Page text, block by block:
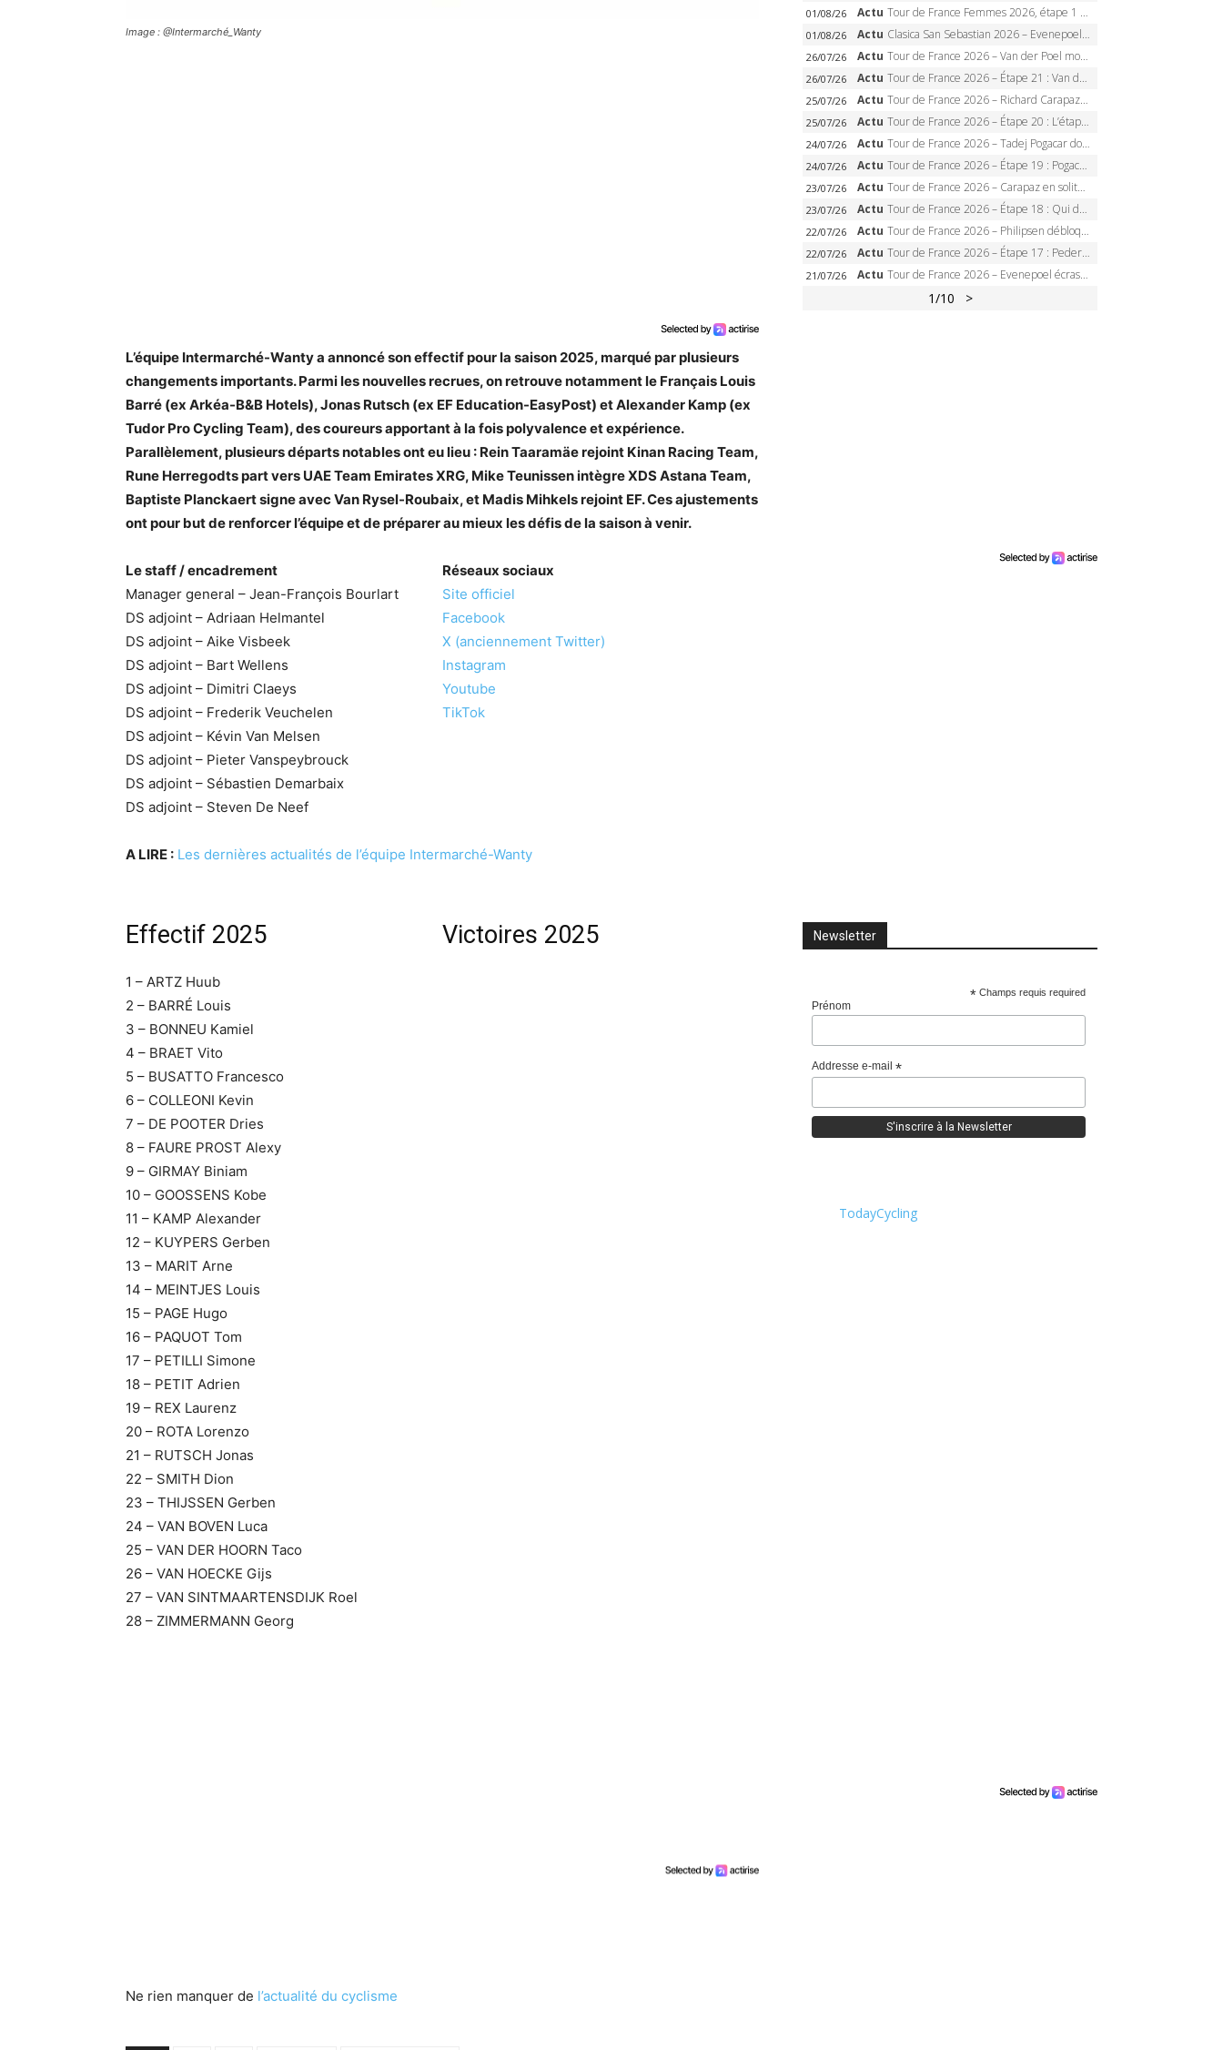
Image : @Intermarché_Wanty
L’équipe Intermarché-Wanty a annoncé son effectif pour la saison 2025, marqué par plusieurs
changements importants. Parmi les nouvelles recrues, on retrouve notamment le Français Louis
Barré (ex Arkéa-B&B Hotels), Jonas Rutsch (ex EF Education-EasyPost) et Alexander Kamp (ex
Tudor Pro Cycling Team), des coureurs apportant à la fois polyvalence et expérience.
Parallèlement, plusieurs départs notables ont eu lieu : Rein Taaramäe rejoint Kinan Racing Team,
Rune Herregodts part vers UAE Team Emirates XRG, Mike Teunissen intègre XDS Astana Team,
Baptiste Planckaert signe avec Van Rysel-Roubaix, et Madis Mihkels rejoint EF. Ces ajustements
ont pour but de renforcer l’équipe et de préparer au mieux les défis de la saison à venir.
Le staff / encadrement
Manager general – Jean-François Bourlart
DS adjoint – Adriaan Helmantel
DS adjoint – Aike Visbeek
DS adjoint – Bart Wellens
DS adjoint – Dimitri Claeys
DS adjoint – Frederik Veuchelen
DS adjoint – Kévin Van Melsen
DS adjoint – Pieter Vanspeybrouck
DS adjoint – Sébastien Demarbaix
DS adjoint – Steven De Neef
Réseaux sociaux
Site officiel
Facebook
X (anciennement Twitter)
Instagram
Youtube
TikTok
A LIRE : Les dernières actualités de l’équipe Intermarché-Wanty
Effectif 2025 Victoires 2025
1 – ARTZ Huub
2 – BARRÉ Louis
3 – BONNEU Kamiel
4 – BRAET Vito
5 – BUSATTO Francesco
6 – COLLEONI Kevin
7 – DE POOTER Dries
8 – FAURE PROST Alexy
9 – GIRMAY Biniam
10 – GOOSSENS Kobe
11 – KAMP Alexander
12 – KUYPERS Gerben
13 – MARIT Arne
14 – MEINTJES Louis
15 – PAGE Hugo
16 – PAQUOT Tom
17 – PETILLI Simone
18 – PETIT Adrien
19 – REX Laurenz
20 – ROTA Lorenzo
21 – RUTSCH Jonas
22 – SMITH Dion
23 – THIJSSEN Gerben
24 – VAN BOVEN Luca
25 – VAN DER HOORN Taco
26 – VAN HOECKE Gijs
27 – VAN SINTMAARTENSDIJK Roel
28 – ZIMMERMANN Georg
Ne rien manquer de l’actualité du cyclisme
01/08/26 Actu Tour de France Femmes 2026, étape 1 – Lorena Wiebes intouchable à Lausanne, premier maillot jaune
01/08/26 Actu Clasica San Sebastian 2026 – Evenepoel recordman, 4e victoire, Carapaz battu au sprint
26/07/26 Actu Tour de France 2026 – Van der Poel monumental à Paris, Pogacar égale le record des cinq sacres
26/07/26 Actu Tour de France 2026 – Étape 21 : Van der Poel, Pogacar, qui succédera à Wout van Aert sur les Champs-Elysées ?
25/07/26 Actu Tour de France 2026 – Richard Carapaz roi des Alpes, doublé et maillot à pois, Seixas perd le podium
25/07/26 Actu Tour de France 2026 – Étape 20 : L’étape reine, Galibier, Sarenne, Alpe d’Huez, qui succédera à Pogacar ?
24/07/26 Actu Tour de France 2026 – Tadej Pogacar dompte l’Alpe d’Huez, 5e victoire, record de Pantani pulvérisé
24/07/26 Actu Tour de France 2026 – Étape 19 : Pogacar peut-il enfin dompter l’Alpe d’Huez ?
23/07/26 Actu Tour de France 2026 – Carapaz en solitaire à Orcières-Merlette, Paret-Peintre à un point du maillot à pois
23/07/26 Actu Tour de France 2026 – Étape 18 : Qui domptera Orcières-Merlette, première marche vers l’Alpe d’Huez ?
22/07/26 Actu Tour de France 2026 – Philipsen débloque son compteur à Voiron, Pedersen en danger pour le maillot vert
22/07/26 Actu Tour de France 2026 – Étape 17 : Pedersen peut-il verrouiller le maillot vert à Voiron ?
21/07/26 Actu Tour de France 2026 – Evenepoel écrase le chrono d’Évian, Seixas 4e, Lipowitz abandonne
1/10 >
Newsletter
* Champs requis required
Prénom
Addresse e-mail *
TodayCycling